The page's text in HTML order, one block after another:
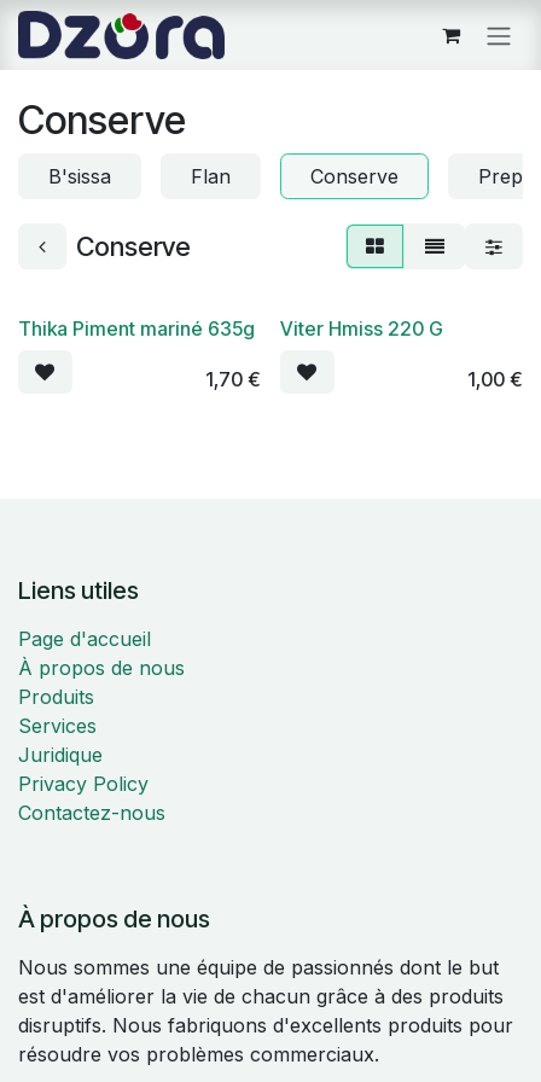
Se rendre au contenu
Conserve
B'sissa Flan Conserve
Conserve
Thika Piment mariné 635g
1,70€
Viter Hmiss 220 G
1,00€
Liens utiles
Page d'accueil
À propos de nous
Produits
Services
Juridique
Privacy Policy
Contactez-nous
À propos de nous
Nous sommes une équipe de passionnés dont le but
est d'améliorer la vie de chacun grâce à des produits
disruptifs. Nous fabriquons d'excellents produits pour
résoudre vos problèmes commerciaux.